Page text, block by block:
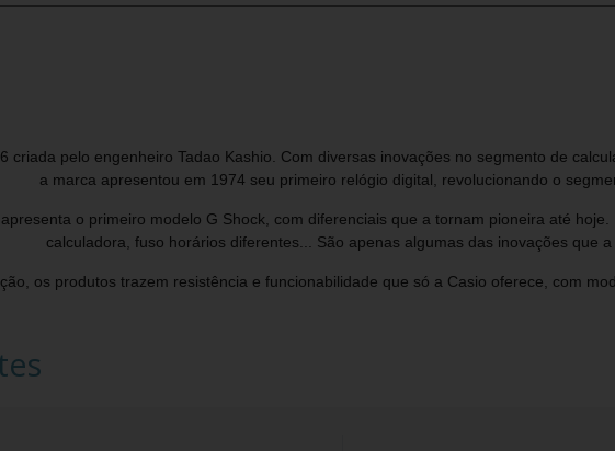
criada pelo engenheiro Tadao Kashio. Com diversas inovações no segmento de
a marca apresentou em 1974 seu primeiro relógio digital, revolucionando o
o primeiro modelo G Shock, com diferenciais que a tornam pioneira até
calculadora, fuso horários diferentes... São apenas algumas das inovações que
os produtos trazem resistência e funcionabilidade que só a Casio oferece, com